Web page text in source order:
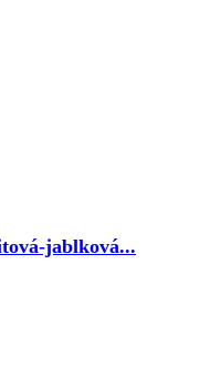
jablková...